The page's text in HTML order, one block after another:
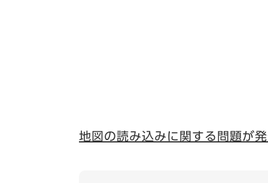
地図の読み込みに関する問題が